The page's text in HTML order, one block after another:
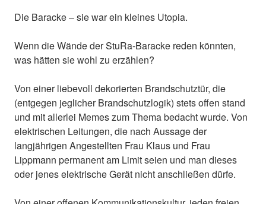
Die Baracke – sie war ein kleines Utopia.
Wenn die Wände der StuRa-Baracke reden könnten,
was hätten sie wohl zu erzählen?
Von einer liebevoll dekorierten Brandschutztür, die
(entgegen jeglicher Brandschutzlogik) stets offen stand
und mit allerlei Memes zum Thema bedacht wurde. Von
elektrischen Leitungen, die nach Aussage der
langjährigen Angestellten Frau Klaus und Frau
Lippmann permanent am Limit seien und man dieses
oder jenes elektrische Gerät nicht anschließen dürfe.